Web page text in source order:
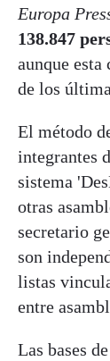
Europa
138.847
aunque
de los
El método
integrantes
sistema
otras
secretario
son
listas
entre
Las bases